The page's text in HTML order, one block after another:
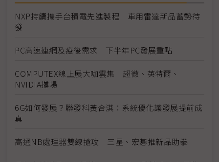
NXP持續攜手台積電先進製程 車用雷達新品蓄勢待
發
PC高速連網及疫後需求 下半年PC發展重點
COMPUTEX線上展大咖雲集 超微、英特爾、
NVIDIA撐場
6G如何發展？聯發科黃合淇：系統優化讓發展提前成
真
高通NB處理器雙線搶攻 三星、宏碁推新品助拳